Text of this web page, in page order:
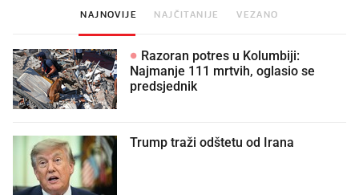
NAJNOVIJE NAJČITANIJE VEZANO
Razoran potres u Kolumbiji:
Najmanje 111 mrtvih, oglasio se
predsjednik
Trump traži odštetu od Irana